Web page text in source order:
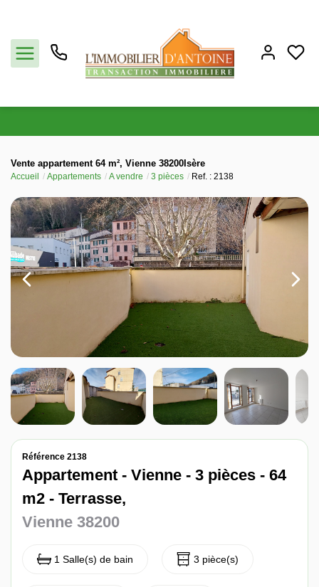
Vendre
Estimation
Notre agence
Nos avis
Contact
Vente appartement 64 m², Vienne 38200Isère
Accueil Appartements A vendre 3 pièces Ref. : 2138
Référence 2138
Appartement - Vienne - 3 pièces - 64
m2 - Terrasse,
Vienne 38200
1 Salle(s) de bain 3 pièce(s)